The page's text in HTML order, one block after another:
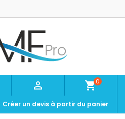
 shopping_cart0
Créer un devis à partir du panier